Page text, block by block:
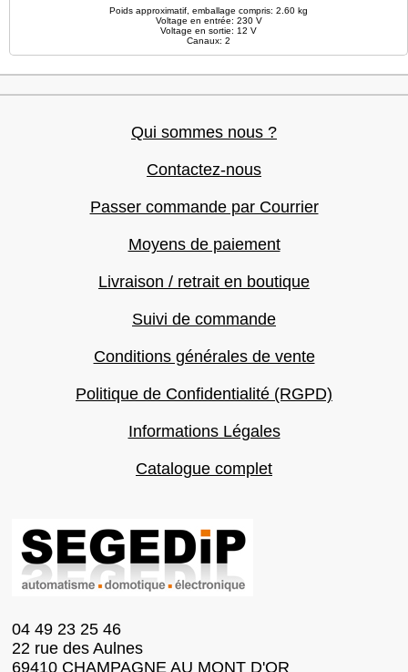
Poids approximatif, emballage compris: 2.60 kg
Voltage en entrée: 230 V
Voltage en sortie: 12 V
Canaux: 2
Qui sommes nous ?
Contactez-nous
Passer commande par Courrier
Moyens de paiement
Livraison / retrait en boutique
Suivi de commande
Conditions générales de vente
Politique de Confidentialité (RGPD)
Informations Légales
Catalogue complet
04 49 23 25 46
22 rue des Aulnes
69410 CHAMPAGNE AU MONT D'OR